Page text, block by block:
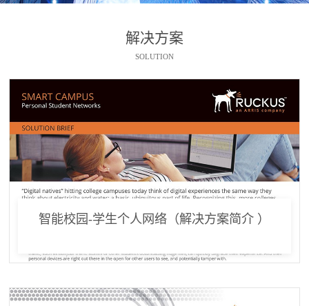
解决方案
SOLUTION
智能校园-学生个人网络（解决方案简介 ）